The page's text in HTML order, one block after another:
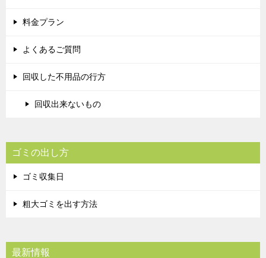
料金プラン
よくあるご質問
回収した不用品の行方
回収出来ないもの
ゴミの出し方
ゴミ収集日
粗大ゴミを出す方法
最新情報